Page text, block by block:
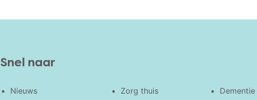
Snel naar
Nieuws
Zorg thuis
Dementie